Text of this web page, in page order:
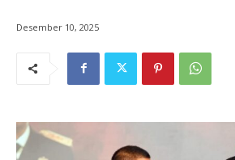
Desember 10, 2025